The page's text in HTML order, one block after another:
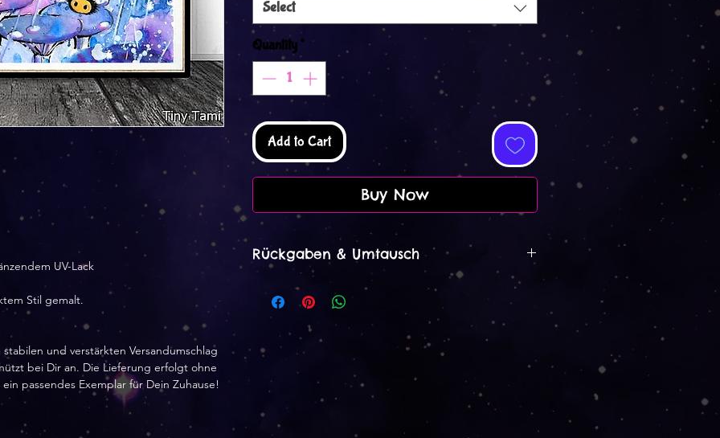
UV-Lack
Stil gemalt.
und verstärkten Versandumschlag
bei Dir an. Die Lieferung erfolgt ohne
passendes Exemplar für Dein Zuhause!
Select
Quantity *
Add to Cart
Buy Now
Rückgaben & Umtausch
Rückgaben & Umtausch
Ich akzeptiere Rückgaben, Umtäusche und
Stornierungen
Kontaktiere mich innerhalb von: 14 Tagen nach
Sende Artikel zurück innerhalb von: 21 Tagen
nach der Lieferung
Fordere eine Stornierung an innerhalb von: